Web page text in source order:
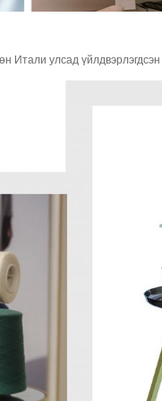
Итали улсад үйлдвэрлэгдсэн